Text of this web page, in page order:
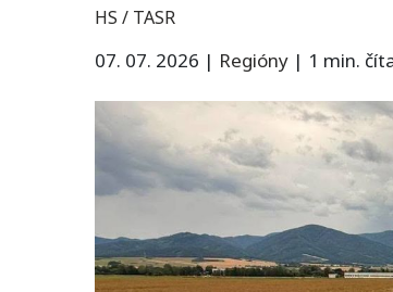
HS / TASR
07. 07. 2026 | Regióny | 1 min.